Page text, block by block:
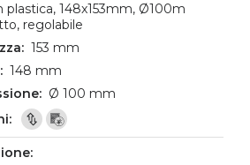
plastica, 148x153mm, Ø100m
regolabile
153 mm
148 mm
Ø 100 mm